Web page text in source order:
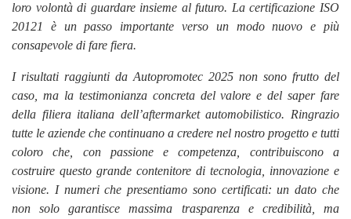
loro volontà di guardare insieme al futuro. La certificazione ISO
20121 è un passo importante verso un modo nuovo e più
consapevole di fare fiera.
I risultati raggiunti da Autopromotec 2025 non sono frutto del
caso, ma la testimonianza concreta del valore e del saper fare
della filiera italiana dell’aftermarket automobilistico. Ringrazio
tutte le aziende che continuano a credere nel nostro progetto e tutti
coloro che, con passione e competenza, contribuiscono a
costruire questo grande contenitore di tecnologia, innovazione e
visione. I numeri che presentiamo sono certificati: un dato che
non solo garantisce massima trasparenza e credibilità, ma